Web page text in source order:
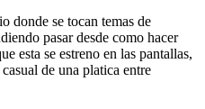
donde se tocan temas de
pasar desde como hacer
esta se estreno en las pantallas,
de una platica entre